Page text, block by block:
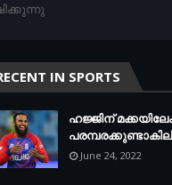
IN SPORTS
ഹജ്ജിന്
June 24, 2022